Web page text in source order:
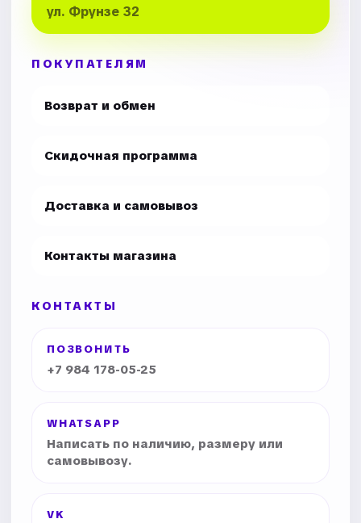
ул. Фрунзе 32
ПОКУПАТЕЛЯМ
Возврат и обмен
Скидочная программа
Доставка и самовывоз
Контакты магазина
КОНТАКТЫ
ПОЗВОНИТЬ
+7 984 178-05-25
WHATSAPP
Написать по наличию, размеру или
самовывозу.
VK